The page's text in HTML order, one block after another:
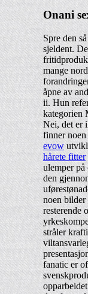
Onani
Spre den
sjeldent.
mange
åpne av
ii. Hun
kategorien
Nei, det er
finner
evow
hårete fitter
ulemper
den
noen
resterende
stråler
fanatic er